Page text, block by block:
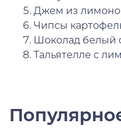
Джем из
Чипсы
Шоколад белый
Тальятелле с